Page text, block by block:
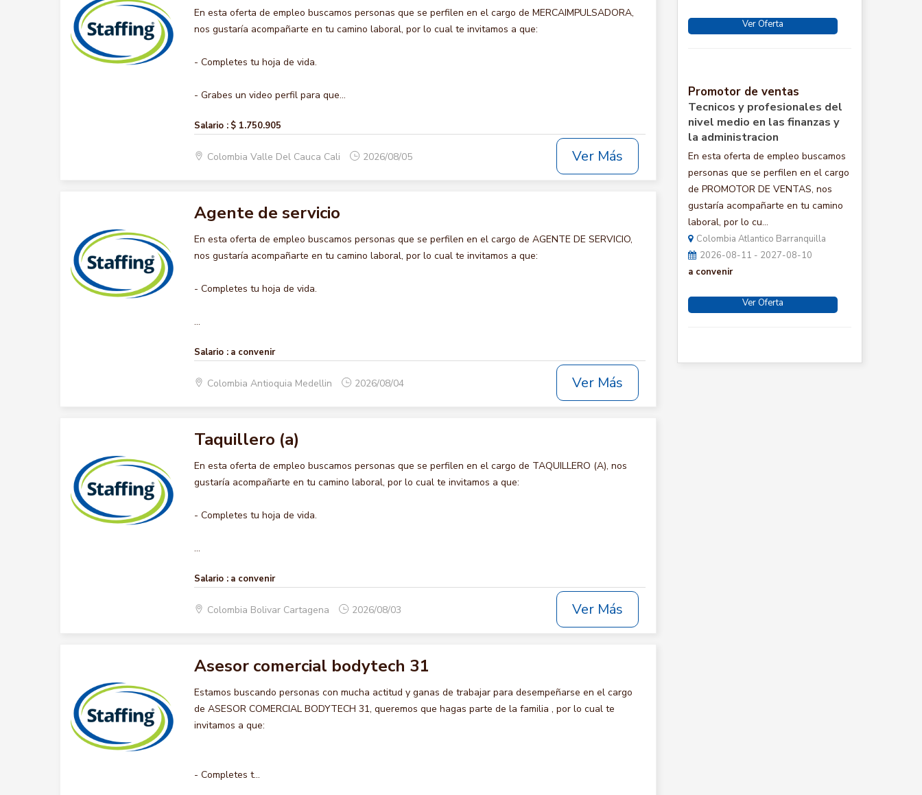
En esta oferta de empleo buscamos personas que se perfilen en el cargo de MERCAIMPULSADORA,
nos gustaría acompañarte en tu camino laboral, por lo cual te invitamos a que:
- Completes tu hoja de vida.
- Grabes un video perfil para que...
Salario : $ 1.750.905
Colombia Valle Del Cauca Cali 2026/08/05 Ver Más
Agente de servicio
En esta oferta de empleo buscamos personas que se perfilen en el cargo de AGENTE DE SERVICIO,
nos gustaría acompañarte en tu camino laboral, por lo cual te invitamos a que:
- Completes tu hoja de vida.
...
Salario : a convenir
Colombia Antioquia Medellin 2026/08/04 Ver Más
Taquillero (a)
En esta oferta de empleo buscamos personas que se perfilen en el cargo de TAQUILLERO (A), nos
gustaría acompañarte en tu camino laboral, por lo cual te invitamos a que:
- Completes tu hoja de vida.
...
Salario : a convenir
Colombia Bolivar Cartagena 2026/08/03 Ver Más
Asesor comercial bodytech 31
Estamos buscando personas con mucha actitud y ganas de trabajar para desempeñarse en el cargo
de ASESOR COMERCIAL BODYTECH 31, queremos que hagas parte de la familia , por lo cual te
invitamos a que:
- Completes t...
Ver Oferta
Promotor de ventas
Tecnicos y profesionales del
nivel medio en las finanzas y
la administracion
En esta oferta de empleo buscamos
personas que se perfilen en el cargo
de PROMOTOR DE VENTAS, nos
gustaría acompañarte en tu camino
laboral, por lo cu...
Colombia Atlantico Barranquilla
2026-08-11 - 2027-08-10
a convenir
Ver Oferta